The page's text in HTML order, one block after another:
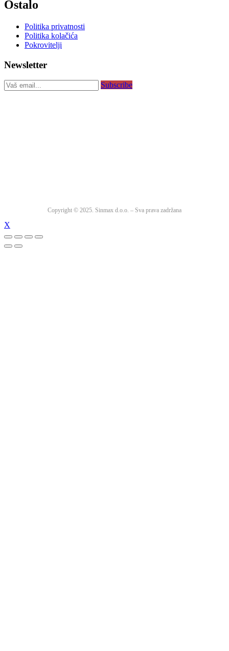
Ostalo
Politika privatnosti
Politika kolačića
Pokrovitelji
Newsletter
Subscribe
Copyright © 2025. Sinmax d.o.o. – Sva prava zadržana
X